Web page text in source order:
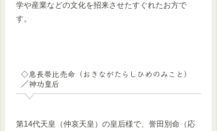
学や産業などの文化を招来させたすぐれたお方で
す。
◇息長帯比売命（おきながたらしひめのみこと）
／神功皇后
第14代天皇（仲哀天皇）の皇后様で、誉田別命（応